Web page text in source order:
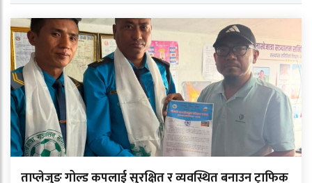
ताप्लेजुङ गोल्ड कपलाई सुरक्षित र व्यवस्थित बनाउन ट्राफिक